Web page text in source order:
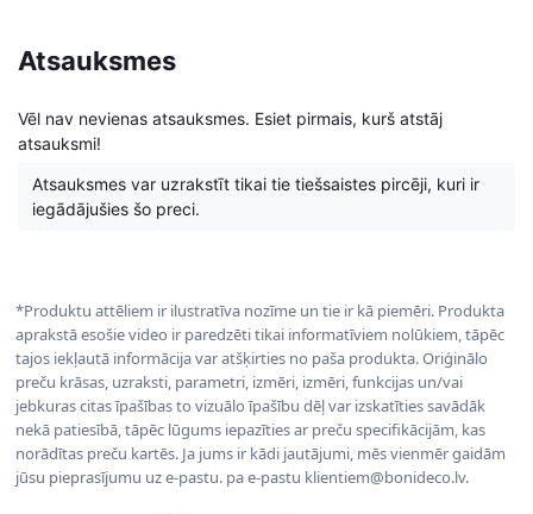
Atsauksmes
Vēl nav nevienas atsauksmes. Esiet pirmais, kurš atstāj
atsauksmi!
Atsauksmes var uzrakstīt tikai tie tiešsaistes pircēji, kuri ir
iegādājušies šo preci.
*Produktu attēliem ir ilustratīva nozīme un tie ir kā piemēri. Produkta
aprakstā esošie video ir paredzēti tikai informatīviem nolūkiem, tāpēc
tajos iekļautā informācija var atšķirties no paša produkta. Oriģinālo
preču krāsas, uzraksti, parametri, izmēri, izmēri, funkcijas un/vai
jebkuras citas īpašības to vizuālo īpašību dēļ var izskatīties savādāk
nekā patiesībā, tāpēc lūgums iepazīties ar preču specifikācijām, kas
norādītas preču kartēs. Ja jums ir kādi jautājumi, mēs vienmēr gaidām
jūsu pieprasījumu uz e-pastu. pa e-pastu klientiem@bonideco.lv.